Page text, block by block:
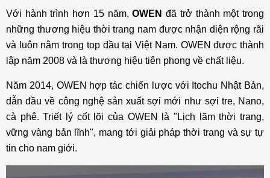
Với hành trình hơn 15 năm,OWEN đã trở thành một trong
những thương hiệu thời trang nam được nhận diện rộng rãi
và luôn nằm trong top đầu tại Việt Nam. OWEN được thành
lập năm 2008 và là thương hiệu tiên phong về chất liệu.
Năm 2014, OWEN hợp tác chiến lược với Itochu Nhật Bản,
dẫn đầu về công nghệ sản xuất sợi mới như sợi tre, Nano,
cà phê. Triết lý cốt lõi của OWEN là "Lịch lãm thời trang,
vững vàng bản lĩnh", mang tới giải pháp thời trang và sự tự
tin cho nam giới.